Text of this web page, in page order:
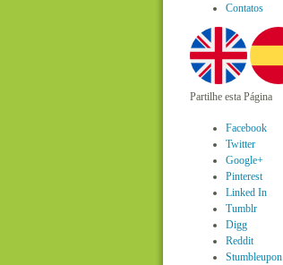
Contatos
Partilhe esta Página
Facebook
Twitter
Google+
Pinterest
Linked In
Tumblr
Digg
Reddit
Stumbleupon